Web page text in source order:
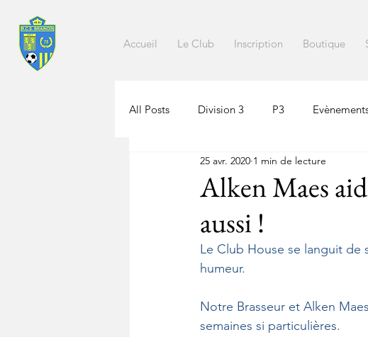
Accueil Le Club Inscription Boutique
All Posts Division 3 P3
Alken Maes
aussi !
25 avr. 2020 1 min de lecture
Le Club House se languit de
humeur.
Notre Brasseur et Alken
semaines si particulières.